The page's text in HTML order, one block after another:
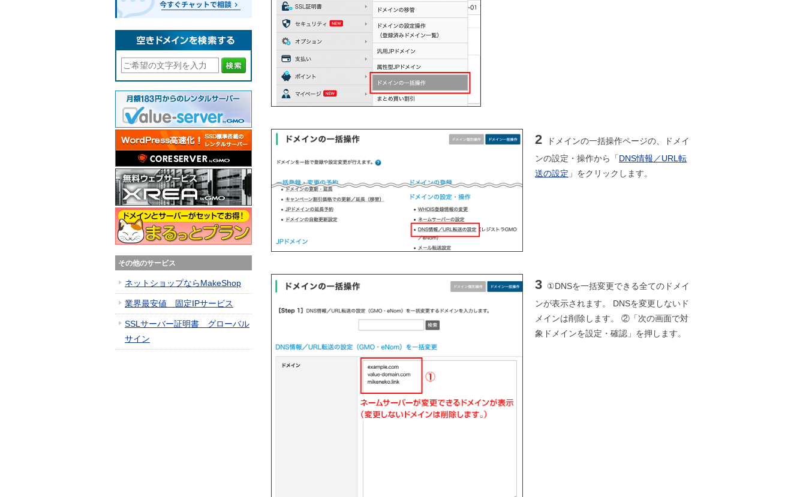
その他のサービス
ネットショップならMakeShop
業界最安値 固定IPサービス
SSLサーバー証明書 グローバル
サイン
2
ドメインの一括操作ページの、ドメイ
ンの設定・操作から「DNS情報／URL転
送の設定 」をクリックします。
3 ①DNSを一括変更できる全てのドメイ
ンが表示されます。 DNSを変更しないド
メインは削除します。 ②「次の画面で対
象ドメインを設定・確認」を押します。